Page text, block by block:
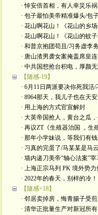
· 悼安倍首相，有人幸災乐
· 包子最怕美帝精准爆头/包
· 花山啊花山！《花山的乡
· 花山啊花山！《花山的蚊
· 和普京抱团苟且/习务虚李
· 唐山渣男袭女案掩盖席皇
· 中共国想抢台积电，厚颜无
【随感-19】
· 6月11日两派要决你死我活/
· 8964那天，我儿子也在天
· 用上海的方式官宣解封
· 大英帝国抢人，黄台之瓜
· 再议ZT《生殖器治国 ，生
· 那年小学妹说，等我们有
· 习真的完蛋了/马某某是马
· 墙内递刀美帝“轴心法案”宰
· 上海正宗马列 PK 境外势力
· 2022年的春天，别样的冷！
【隨感=18】
· 邻居卖掉房，悔青腸子受煎
· 清华正批量生产对新冠所